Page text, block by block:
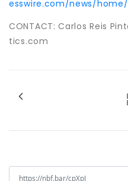
esswire.com/news/home/
CONTACT: Carlos Reis
tics.com